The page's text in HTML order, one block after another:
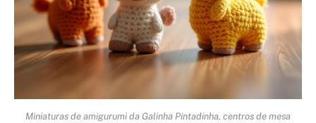
Miniaturas de amigurumi da Galinha Pintadinha, centros de mesa